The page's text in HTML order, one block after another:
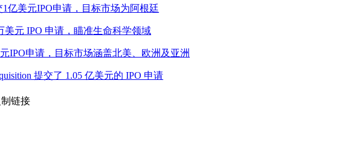
1亿美元IPO申请，目标市场为阿根廷
美元 IPO 申请，瞄准生命科学领域
IPO申请，目标市场涵盖北美、欧洲及亚洲
提交了 1.05 亿美元的 IPO 申请
链接